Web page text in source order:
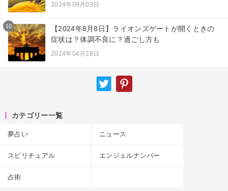
2024年09月03日
10
【2024年8月8日】ライオンズゲートが開くときの
症状は？体調不良に？過ごし方も
2024年04月28日
カテゴリー一覧
夢占い ニュース
スピリチュアル エンジェルナンバー
占術